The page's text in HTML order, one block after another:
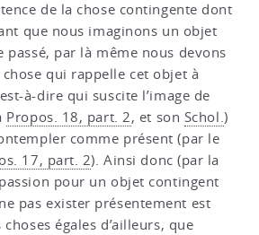
de la chose contingente dont
que nous imaginons un objet
passé, par là même nous devons
qui rappelle cet objet à
à-dire qui suscite l’image de
Propos. 18, part. 2, et son Schol.)
comme présent (par le
17, part. 2). Ainsi donc (par la
pour un objet contingent
pas exister présentement est
égales d’ailleurs, que